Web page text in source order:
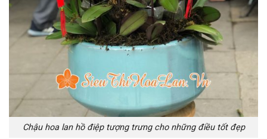
Chậu hoa lan hồ điệp tượng trưng cho những điều tốt đẹp